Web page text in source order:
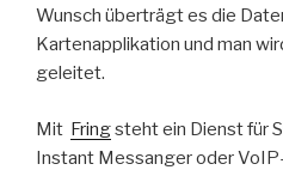
Wunsch überträgt es die
Kartenapplikation und man
geleitet.
Mit Fringsteht ein Dienst für
Instant Messanger oder